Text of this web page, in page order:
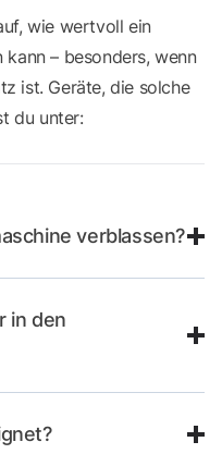
wie wertvoll ein
– besonders, wenn
ist. Geräte, die solche
du unter:
verblassen?
in den